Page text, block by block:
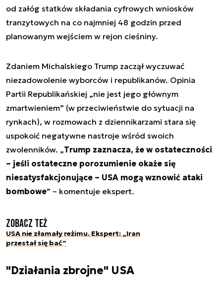
od załóg statków składania cyfrowych wniosków
tranzytowych na co najmniej 48 godzin przed
planowanym wejściem w rejon cieśniny.
Zdaniem Michalskiego Trump zaczął wyczuwać
niezadowolenie wyborców i republikanów. Opinia
Partii Republikańskiej „nie jest jego głównym
zmartwieniem” (w przeciwieństwie do sytuacji na
rynkach), w rozmowach z dziennikarzami stara się
uspokoić negatywne nastroje wśród swoich
zwolenników. „Trump zaznacza, że w ostateczności
– jeśli ostateczne porozumienie okaże się
niesatysfakcjonujące – USA mogą wznowić ataki
bombowe” – komentuje ekspert.
Zobacz też
USA nie złamały reżimu. Ekspert: „Iran
przestał się bać”
"Działania zbrojne" USA